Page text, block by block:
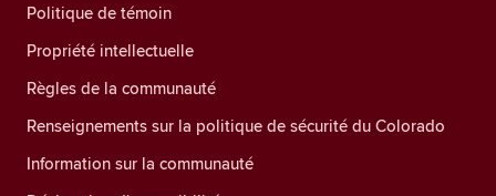
Politique de témoin
Propriété intellectuelle
Règles de la communauté
Renseignements sur la politique de sécurité du Colorado
Information sur la communauté